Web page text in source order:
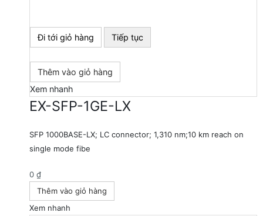
Đi tới giỏ hàng Tiếp tục
Thêm vào giỏ hàng
Xem nhanh
EX-SFP-1GE-LX
SFP 1000BASE-LX; LC connector; 1,310 nm;10 km reach on
single mode fibe
0 ₫
Thêm vào giỏ hàng
Xem nhanh